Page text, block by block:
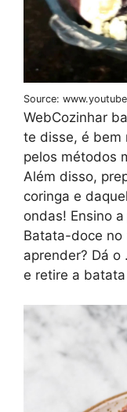
Source:
WebCozinhar
te disse, é bem
pelos métodos
Além disso,
coringa e
ondas! Ensino
Batata-doce no
aprender? Dá o
e retire a